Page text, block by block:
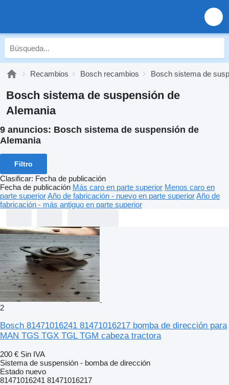
Recambios Bosch recambios Bosch sistema de
Bosch sistema de suspensión de
Alemania
9 anuncios: Bosch sistema de suspensión de
Alemania
Filtro
Clasificar: Fecha de publicación
Fecha de publicación Más caro en parte superior Menos caro en
parte superiorAño de fabricación - nuevo en parte superiorAño de
fabricación - más antiguo en parte superior
2
Bosch 81471016241 81471016217 bomba de dirección para
MAN TGS TGX TGL TGM cabeza tractora
200 € Sin IVA
Sistema de suspensión - bomba de dirección
Estado nuevo
81471016241 81471016217